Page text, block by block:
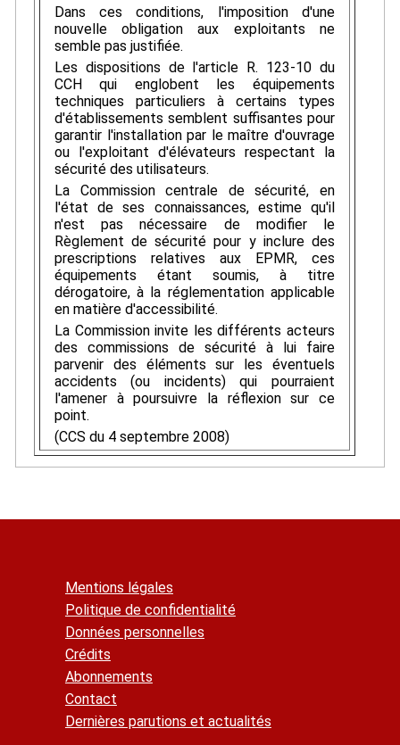
Dans ces conditions, l'imposition d'une
nouvelle obligation aux exploitants ne
semble pas justifiée.
Les dispositions de l'article R. 123-10 du
CCH qui englobent les équipements
techniques particuliers à certains types
d'établissements semblent suffisantes pour
garantir l'installation par le maître d'ouvrage
ou l'exploitant d'élévateurs respectant la
sécurité des utilisateurs.
La Commission centrale de sécurité, en
l'état de ses connaissances, estime qu'il
n'est pas nécessaire de modifier le
Règlement de sécurité pour y inclure des
prescriptions relatives aux EPMR, ces
équipements étant soumis, à titre
dérogatoire, à la réglementation applicable
en matière d'accessibilité.
La Commission invite les différents acteurs
des commissions de sécurité à lui faire
parvenir des éléments sur les éventuels
accidents (ou incidents) qui pourraient
l'amener à poursuivre la réflexion sur ce
point.
(CCS du 4 septembre 2008)
Mentions légales
Politique de confidentialité
Données personnelles
Crédits
Abonnements
Contact
Dernières parutions et actualités